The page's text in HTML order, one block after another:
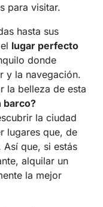
para visitar.
hasta sus
lugar perfecto
donde
y la navegación.
la belleza de esta
barco?
la ciudad
lugares que, de
que, si estás
alquilar un
la mejor